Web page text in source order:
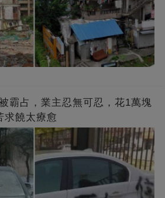
霸占，業主忍無可忍，花1萬塊
求饒太療愈